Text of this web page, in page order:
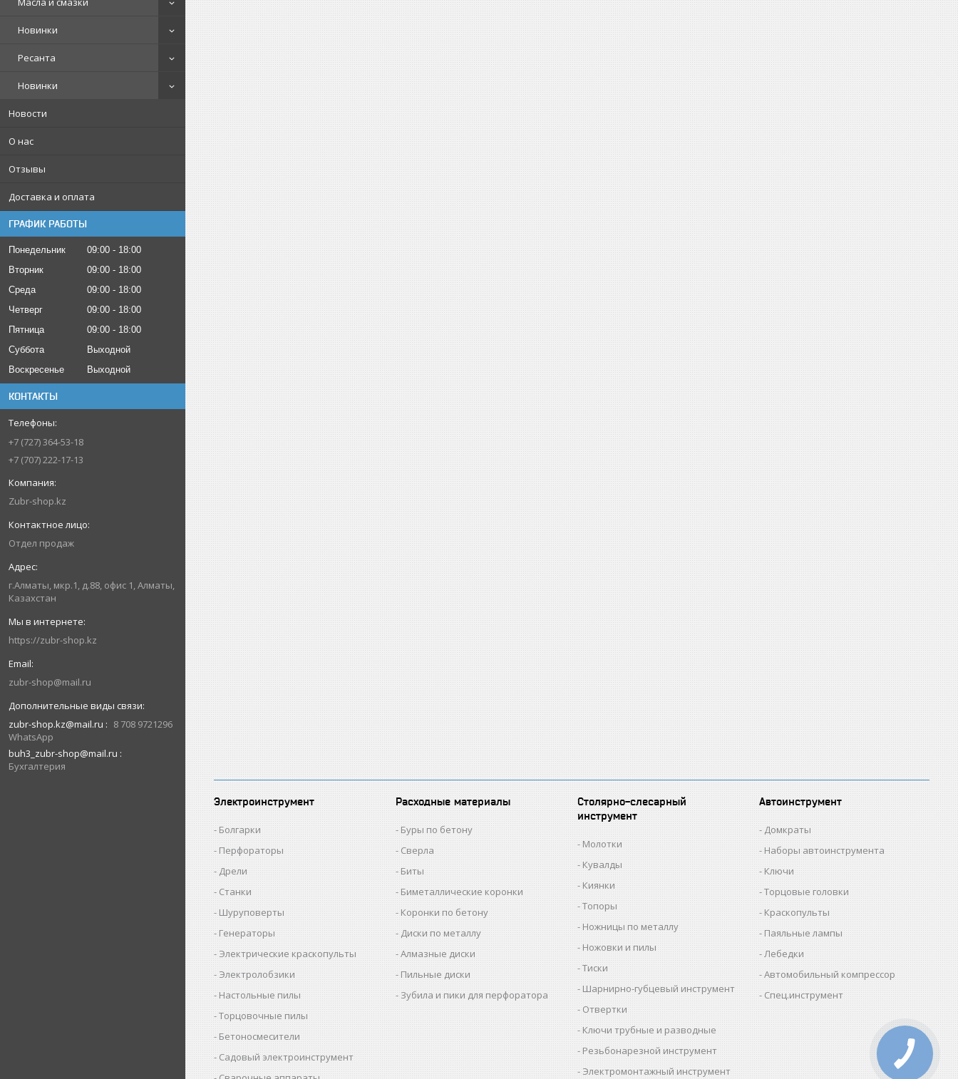
Новинки
Ресанта
Новинки
Новости
О нас
Отзывы
Доставка и оплата
ГРАФИК РАБОТЫ
Понедельник 09:00
18:00
Вторник
09:00
18:00
Среда
09:00
18:00
Четверг
09:00
18:00
Пятница
09:00
18:00
Суббота
Выходной
Воскресенье
Выходной
КОНТАКТЫ
+7 (727) 364-53-18
+7 (707) 222-17-13
Zubr-shop.kz
Отдел продаж
г.Алматы, мкр.1, д.88, офис 1, Алматы,
Казахстан
https://zubr-shop.kz
zubr-shop@mail.ru
zubr-shop.kz@mail.ru
8 708 9721296
WhatsApp
buh3_zubr-shop@mail.ru
Бухгалтерия
Электроинструмент
Болгарки
Перфораторы
Дрели
Станки
Шуруповерты
Генераторы
Электрические краскопульты
Электролобзики
Настольные пилы
Торцовочные пилы
Бетоносмесители
Садовый электроинструмент
Расходные материалы
Буры по бетону
Сверла
Биты
Биметаллические коронки
Коронки по бетону
Диски по металлу
Алмазные диски
Пильные диски
Зубила и пики для перфоратора
Столярно-слесарный
инструмент
Молотки
Кувалды
Киянки
Топоры
Ножницы по металлу
Ножовки и пилы
Тиски
Шарнирно-губцевый инструмент
Отвертки
Ключи трубные и разводные
Резьбонарезной инструмент
Электромонтажный инструмент
Автоинструмент
Домкраты
Наборы автоинструмента
Ключи
Торцовые головки
Краскопульты
Паяльные лампы
Лебедки
Автомобильный компрессор
Спец.инструмент